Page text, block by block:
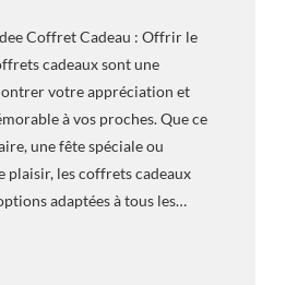
Coffret Cadeau : Offrir le
cadeaux sont une
votre appréciation et
à vos proches. Que ce
une fête spéciale ou
les coffrets cadeaux
adaptées à tous les…